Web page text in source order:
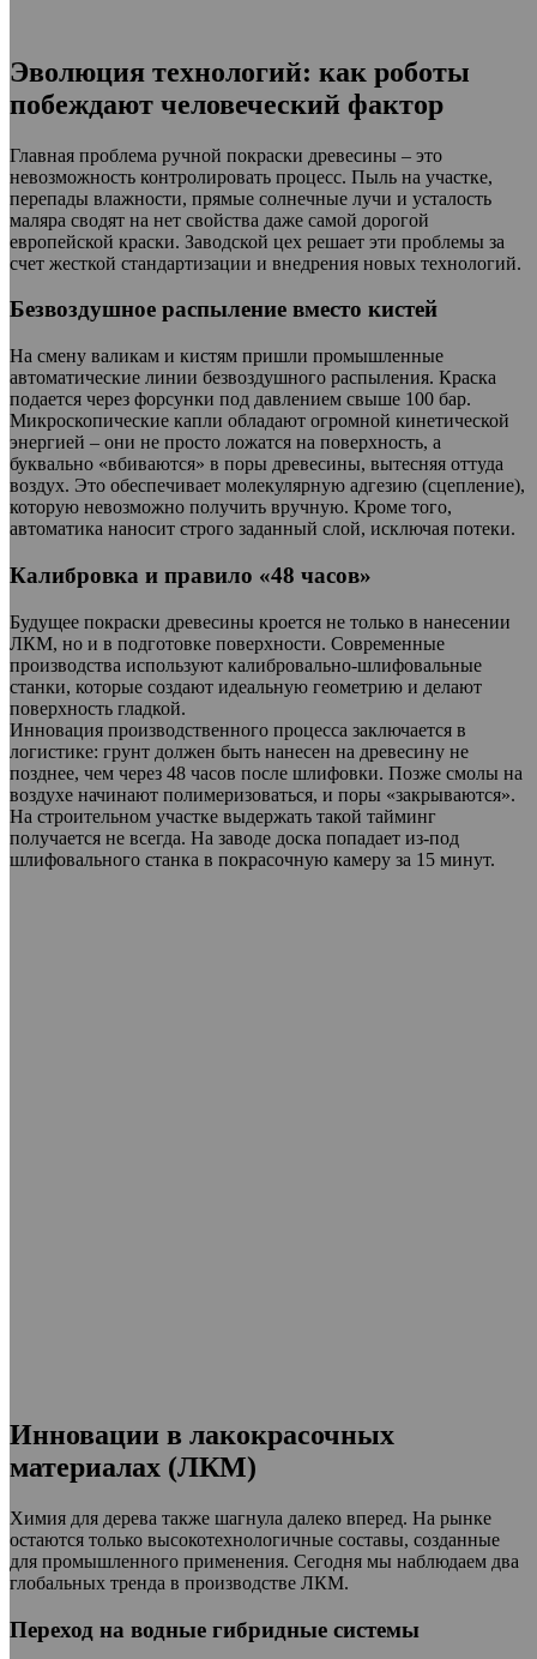
Эволюция технологий: как роботы
побеждают человеческий фактор
Главная проблема ручной покраски древесины – это
невозможность контролировать процесс. Пыль на участке,
перепады влажности, прямые солнечные лучи и усталость
маляра сводят на нет свойства даже самой дорогой
европейской краски. Заводской цех решает эти проблемы за
счет жесткой стандартизации и внедрения новых технологий.
Безвоздушное распыление вместо кистей
На смену валикам и кистям пришли промышленные
автоматические линии безвоздушного распыления. Краска
подается через форсунки под давлением свыше 100 бар.
Микроскопические капли обладают огромной кинетической
энергией – они не просто ложатся на поверхность, а
буквально «вбиваются» в поры древесины, вытесняя оттуда
воздух. Это обеспечивает молекулярную адгезию (сцепление),
которую невозможно получить вручную. Кроме того,
автоматика наносит строго заданный слой, исключая потеки.
Калибровка и правило «48 часов»
Будущее покраски древесины кроется не только в нанесении
ЛКМ, но и в подготовке поверхности. Современные
производства используют калибровально-шлифовальные
станки, которые создают идеальную геометрию и делают
поверхность гладкой.
Инновация производственного процесса заключается в
логистике: грунт должен быть нанесен на древесину не
позднее, чем через 48 часов после шлифовки. Позже смолы на
воздухе начинают полимеризоваться, и поры «закрываются».
На строительном участке выдержать такой тайминг
получается не всегда. На заводе доска попадает из-под
шлифовального станка в покрасочную камеру за 15 минут.
Инновации в лакокрасочных
материалах (ЛКМ)
Химия для дерева также шагнула далеко вперед. На рынке
остаются только высокотехнологичные составы, созданные
для промышленного применения. Сегодня мы наблюдаем два
глобальных тренда в производстве ЛКМ.
Переход на водные гибридные системы